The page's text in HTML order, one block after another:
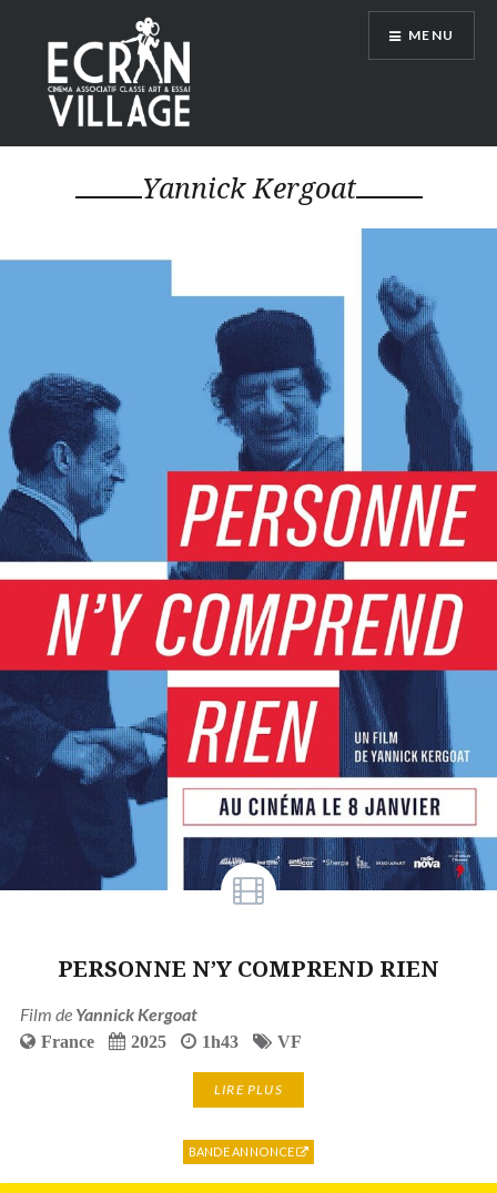
contenu
principal
ÉCRAN VILLAGE
MENU
Yannick Kergoat
PERSONNE N’Y COMPREND RIEN
Film de Yannick Kergoat
France 2025 1h43 VF
LIRE PLUS
BANDE ANNONCE